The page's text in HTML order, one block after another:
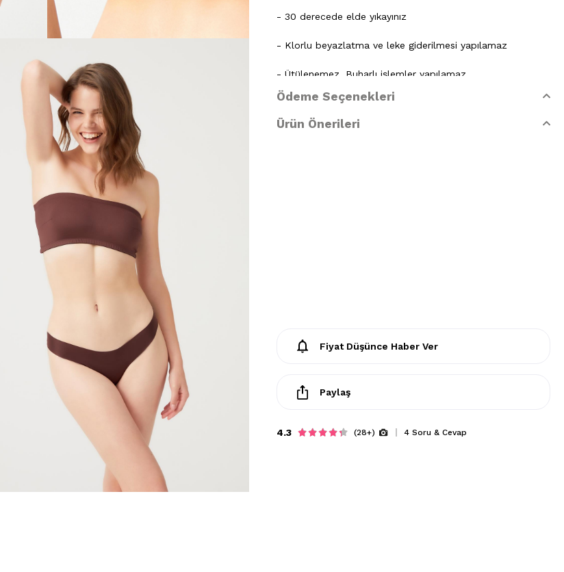
- 30 derecede elde yıkayınız
- Klorlu beyazlatma ve leke giderilmesi yapılamaz
- Ütülenemez. Buharlı işlemler yapılamaz
- Kuru temizleme işlemine izin verilemez.
- Lekelerin çözücülerle giderilmesine izin verilmez
Ödeme Seçenekleri
Ürün Önerileri
Fiyat Düşünce Haber Ver
Paylaş
4.3 (28+) 4 Soru & Cevap